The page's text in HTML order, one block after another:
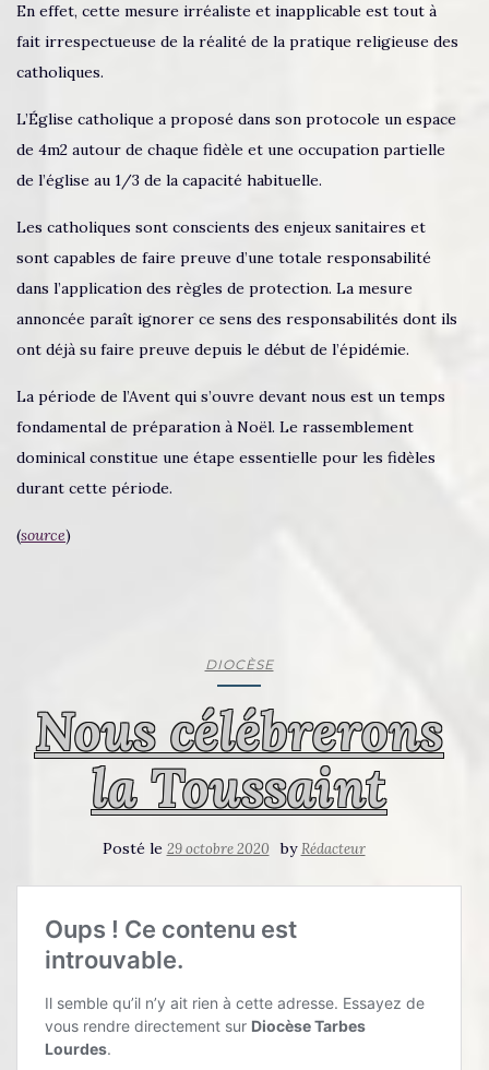
En effet, cette mesure irréaliste et inapplicable est tout à
fait irrespectueuse de la réalité de la pratique religieuse des
catholiques.
L’Église catholique a proposé dans son protocole un espace
de 4m2 autour de chaque fidèle et une occupation partielle
de l’église au 1/3 de la capacité habituelle.
Les catholiques sont conscients des enjeux sanitaires et
sont capables de faire preuve d’une totale responsabilité
dans l’application des règles de protection. La mesure
annoncée paraît ignorer ce sens des responsabilités dont ils
ont déjà su faire preuve depuis le début de l’épidémie.
La période de l’Avent qui s’ouvre devant nous est un temps
fondamental de préparation à Noël. Le rassemblement
dominical constitue une étape essentielle pour les fidèles
durant cette période.
(source)
DIOCÈSE
Nous célébrerons
la Toussaint
Posté le 29 octobre 2020 byRédacteur